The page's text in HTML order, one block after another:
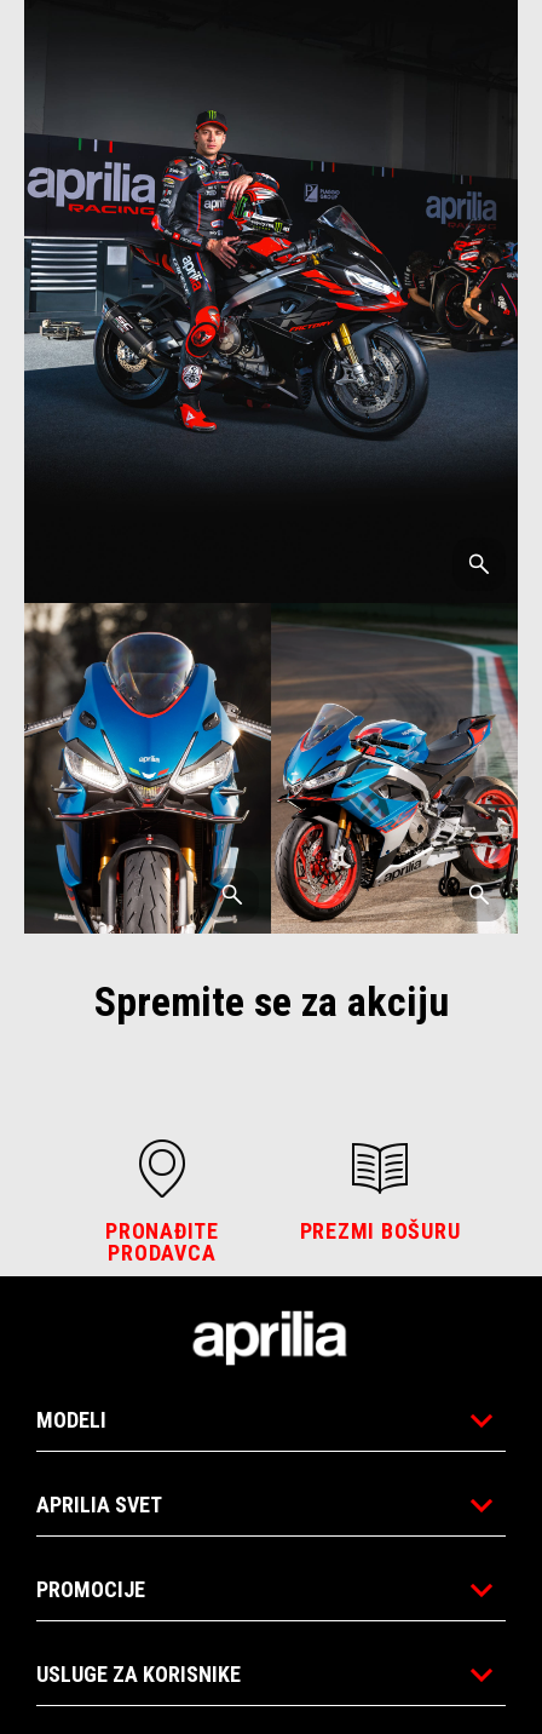
Spremite se za akciju
PRONAĐITE
PRODAVCA
PREZMI BOŠURU
MODELI
APRILIA SVET
PROMOCIJE
USLUGE ZA KORISNIKE